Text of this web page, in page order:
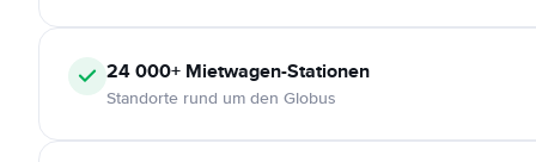
24 000+ Mietwagen-Stationen
Standorte rund um den Globus